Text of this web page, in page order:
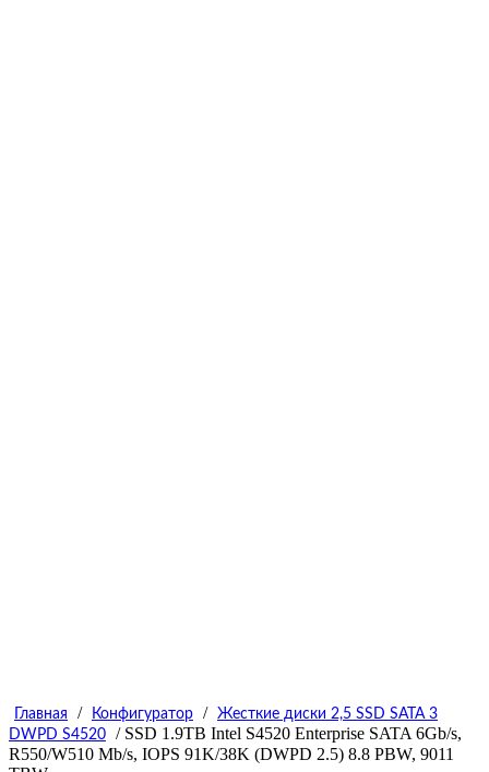
Главная / Конфигуратор /
Жесткие диски 2,5 SSD SATA 3
DWPD S4520
/ SSD 1.9TB Intel S4520 Enterprise SATA 6Gb/s,
R550/W510 Mb/s, IOPS 91K/38K (DWPD 2.5) 8.8 PBW, 9011